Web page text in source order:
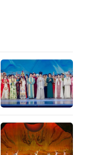
多项国家级
园”，2020
力品牌案